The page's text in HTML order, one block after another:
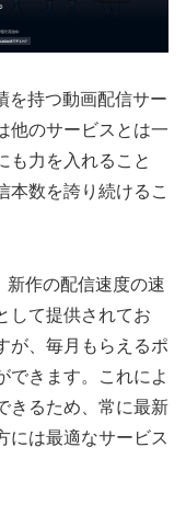
を持つ動画配信サー
他のサービスとは一
も力を入れること
本数を誇り続けるこ
新作の配信速度の速
して提供されてお
が、毎月もらえるポ
できます。これによ
きるため、常に最新
には最適なサービス